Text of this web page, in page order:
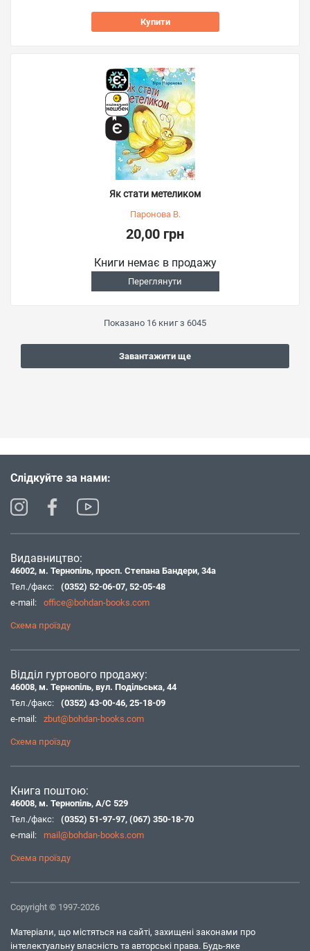
Купити
Як стати метеликом
Паронова В.
20,00 грн
Книги немає в продажу
Переглянути
Показано 16 книг з 6045
Завантажити ще
Слідкуйте за нами:
Видавництво:
46002, м. Тернопіль, просп. Степана Бандери, 34а
Тел./факс:
(0352) 52-06-07, 52-05-48
e-mail:
office@bohdan-books.com
Схема проїзду
Відділ гуртового продажу:
46008, м. Тернопіль, вул. Подільська, 44
Тел./факс:
(0352) 43-00-46, 25-18-09
e-mail:
zbut@bohdan-books.com
Схема проїзду
Книга поштою:
46008, м. Тернопіль, А/С 529
Тел./факс:
(0352) 51-97-97, (067) 350-18-70
e-mail:
mail@bohdan-books.com
Схема проїзду
Copyright © 1997-2026
Матеріали, що містяться на сайті, захищені законами про
інтелектуальну власність та авторські права. Будь-яке